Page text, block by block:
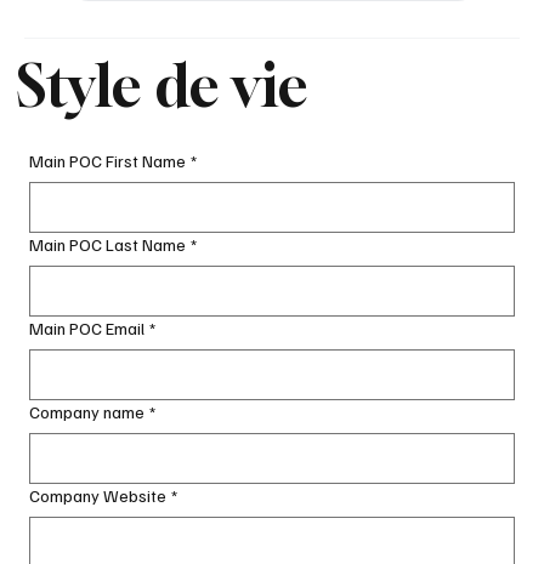
Style de vie
Main POC First Name *
Main POC Last Name *
Main POC Email *
Company name *
Company Website *